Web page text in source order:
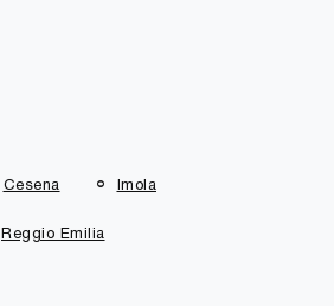
Cesena Imola
Reggio Emilia